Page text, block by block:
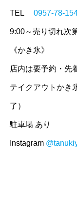
TEL 0957-78-
9:00～売り切れ次
《かき氷》
店内は要予約・先
テイクアウトかき
了）
駐車場 あり
Instagram